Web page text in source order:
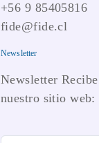
+56 9 85405816
fide@fide.cl
Newsletter
Newsletter
nuestro sitio web: